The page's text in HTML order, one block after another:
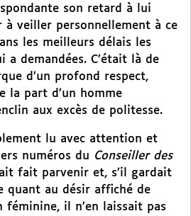
son retard à lui
à veiller personnellement à ce
les meilleurs délais les
a demandées. C’était là de
d’un profond respect,
la part d’un homme
aux excès de politesse.
lu avec attention et
numéros du Conseiller des
fait parvenir et, s’il gardait
quant au désir affiché de
il n’en laissait pas